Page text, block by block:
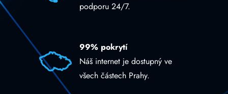
podporu 24/7.
99% pokrytí
Náš internet je dostupný ve
všech částech Prahy.